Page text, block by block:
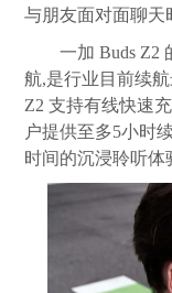
与朋友面对面聊天
一加 Buds Z2
航,是行业目前续
Z2 支持有线快速
户提供至多5小时
时间的沉浸聆听体